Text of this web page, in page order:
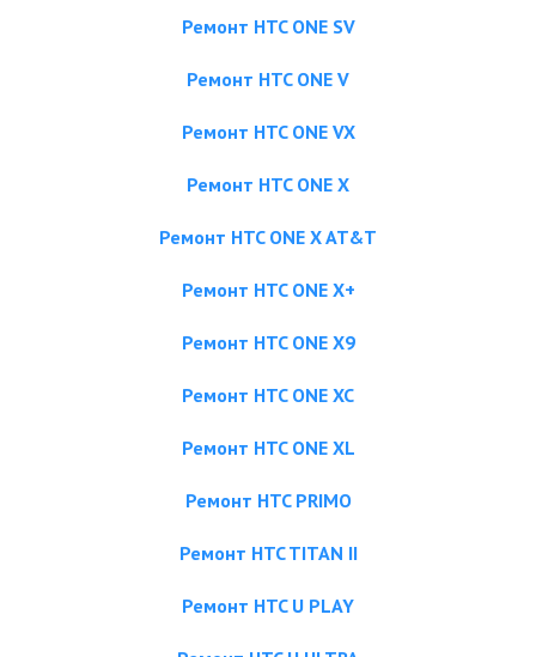
Ремонт HTC ONE SV
Ремонт HTC ONE V
Ремонт HTC ONE VX
Ремонт HTC ONE X
Ремонт HTC ONE X AT&T
Ремонт HTC ONE X+
Ремонт HTC ONE X9
Ремонт HTC ONE XC
Ремонт HTC ONE XL
Ремонт HTC PRIMO
Ремонт HTC TITAN II
Ремонт HTC U PLAY